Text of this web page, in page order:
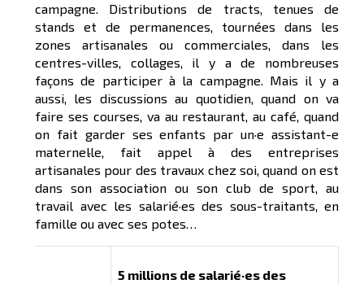
campagne. Distributions de tracts, tenues de
stands et de permanences, tournées dans les
zones artisanales ou commerciales, dans les
centres-villes, collages, il y a de nombreuses
façons de participer à la campagne. Mais il y a
aussi, les discussions au quotidien, quand on va
faire ses courses, va au restaurant, au café, quand
on fait garder ses enfants par un·e assistant-e
maternel·le, fait appel à des entreprises
artisanales pour des travaux chez soi, quand on est
dans son association ou son club de sport, au
travail avec les salarié·es des sous-traitants, en
famille ou avec ses potes…
5 millions de salarié·es des